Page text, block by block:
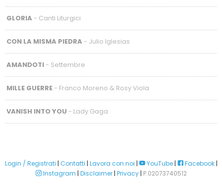
GLORIA - Canti Liturgici
CON LA MISMA PIEDRA - Julio Iglesias
AMANDOTI- Settembre
MILLE GUERRE- Franco Moreno & Rosy Viola
VANISH INTO YOU - Lady Gaga
Login / Registrati | Contatti | Lavora con noi | YouTube| Facebook|
Instagram | Disclaimer| Privacy| P.02073740512